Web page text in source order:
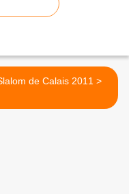
Slalom de Calais 2011 >